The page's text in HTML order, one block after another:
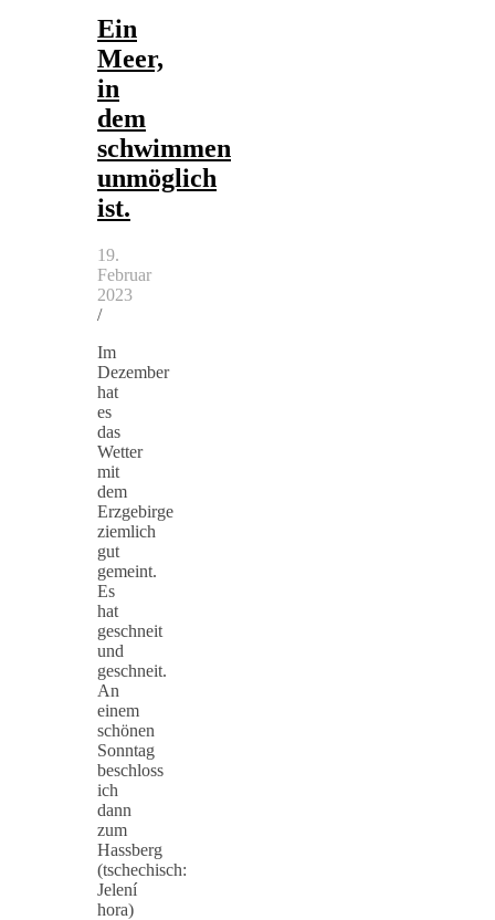
Ein
Meer,
in
dem
schwimmen
unmöglich
ist.
19.
Februar
2023
/
Im
Dezember
hat
es
das
Wetter
mit
dem
Erzgebirge
ziemlich
gut
gemeint.
Es
hat
geschneit
und
geschneit.
An
einem
schönen
Sonntag
beschloss
ich
dann
zum
Hassberg
(tschechisch:
Jelení
hora)